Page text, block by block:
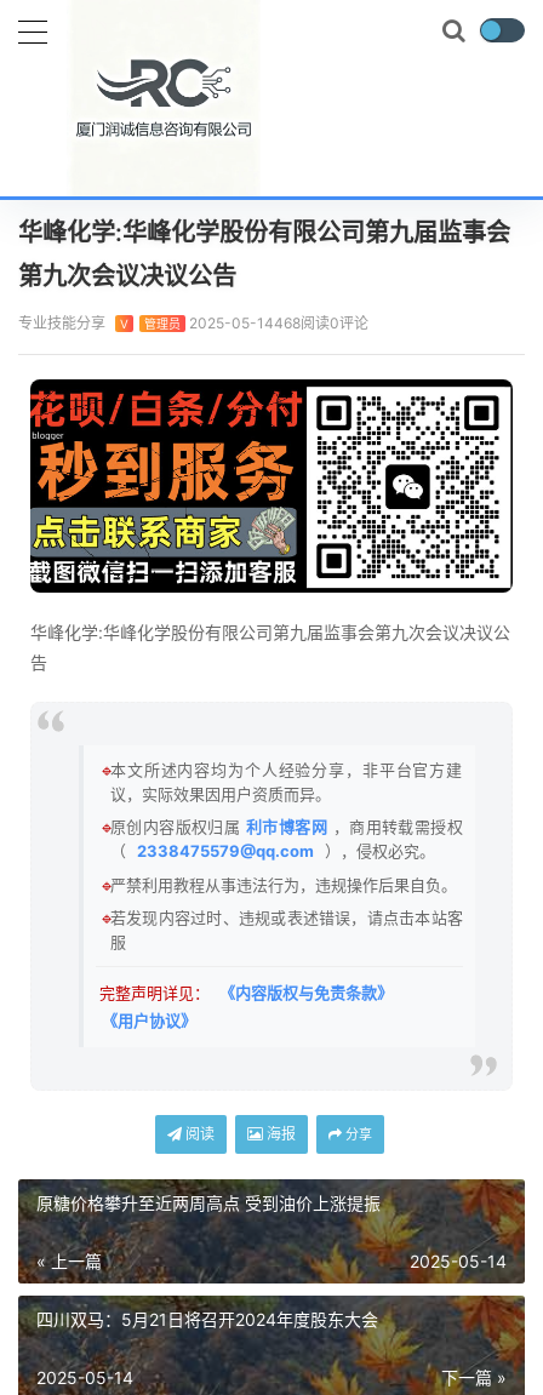
当前位置： 首页 实时要闻
华峰化学:华峰化学股份有限公司第九届监事会
第九次会议决议公告
专业技能分享 V 管理员 2025-05-14468阅读0评论
华峰化学:华峰化学股份有限公司第九届监事会第九次会议决议公
告
🔹本文所述内容均为个人经验分享，非平台官方建
议，实际效果因用户资质而异。
🔹原创内容版权归属 利市博客网 ，商用转载需授权
（
2338475579@qq.com
），侵权必究。
🔹严禁利用教程从事违法行为，违规操作后果自负。
🔹若发现内容过时、违规或表述错误，请点击本站客
服
完整声明详见：
《内容版权与免责条款》
《用户协议》
阅读 海报 分享
原糖价格攀升至近两周高点 受到油价上涨提振
« 上一篇 2025-05-14
四川双马：5月21日将召开2024年度股东大会
下一篇 »
2025-05-14